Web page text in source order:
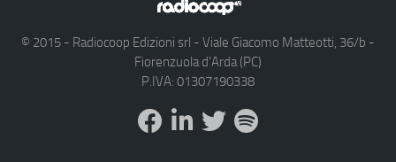
© 2015 - Radiocoop Edizioni srl - Viale Giacomo Matteotti, 36/b -
Fiorenzuola d'Arda (PC)
P.IVA: 01307190338